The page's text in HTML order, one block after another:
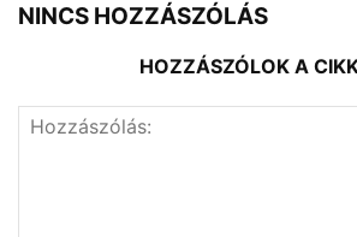
NINCS HOZZÁSZÓLÁS
HOZZÁSZÓLOK A